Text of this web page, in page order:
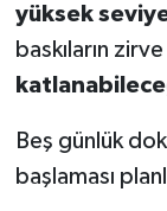
yüksek
baskıların
Beş günlük
başlaması